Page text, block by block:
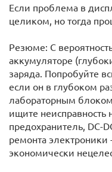
Если проблема в
целиком, но тогда
Резюме: С
аккумуляторе
заряда. Попробуйте
если он в глубоком
лабораторным
ищите неисправность
предохранитель, DC-
ремонта
экономически